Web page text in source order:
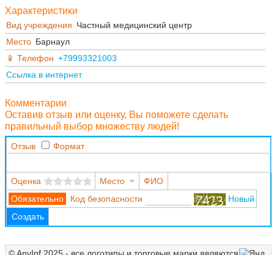
Характеристики
Вид учреждения Частный медицинский центр
Место Барнаул
Телефон +79993321003
Ссылка в интернет
Комментарии
Оставив отзыв или оценку, Вы поможете сделать
правильный выбор множеству людей!
Отзыв Формат
Оценка Место
ФИО
Код безопасности
Новый
Создать
© AnyInf 2025 - все логотипы и торговые марки являются